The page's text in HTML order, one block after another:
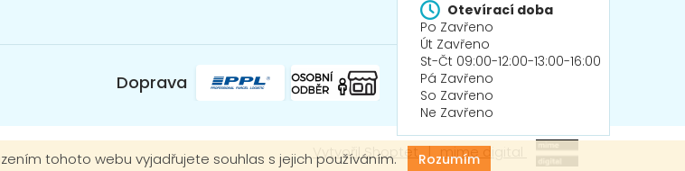
tohoto webu vyjadřujete souhlas s jejich používáním. Rozumím
Doprava
Otevírací doba
Po Zavřeno
Út Zavřeno
St-Čt 09:00-12:00-13:00-16:00
Pá Zavřeno
So Zavřeno
Ne Zavřeno
Vytvořil Shoptet | mime digital